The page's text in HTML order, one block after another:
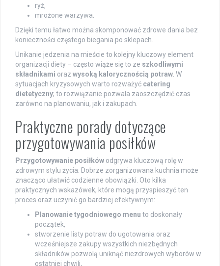
ryż,
mrożone warzywa.
Dzięki temu łatwo można skomponować zdrowe dania bez
konieczności częstego biegania po sklepach.
Unikanie jedzenia na mieście to kolejny kluczowy element
organizacji diety – często wiąże się to ze szkodliwymi
składnikami oraz wysoką kalorycznością potraw . W
sytuacjach kryzysowych warto rozważyć catering
dietetyczny; to rozwiązanie pozwala zaoszczędzić czas
zarówno na planowaniu, jak i zakupach.
Praktyczne porady dotyczące
przygotowywania posiłków
Przygotowywanie posiłków odgrywa kluczową rolę w
zdrowym stylu życia. Dobrze zorganizowana kuchnia może
znacząco ułatwić codzienne obowiązki. Oto kilka
praktycznych wskazówek, które mogą przyspieszyć ten
proces oraz uczynić go bardziej efektywnym:
Planowanie tygodniowego menu to doskonały
początek,
stworzenie listy potraw do ugotowania oraz
wcześniejsze zakupy wszystkich niezbędnych
składników pozwolą uniknąć niezdrowych wyborów w
ostatniej chwili,